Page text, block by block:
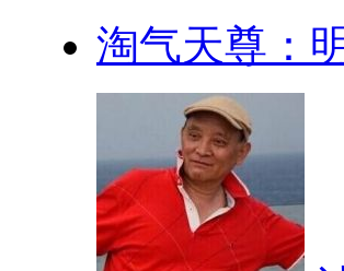
淘气天尊：